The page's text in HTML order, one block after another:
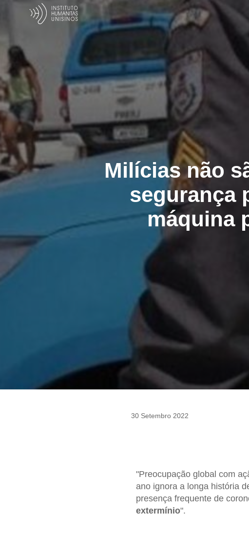
Milícias não
segurança
máquina
30 Setembro 2022
"Preocupação global com
ano ignora a longa história
presença frequente de
extermínio".